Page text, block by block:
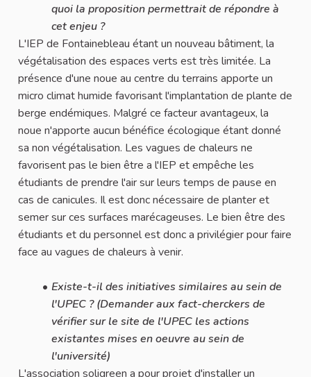
quoi la proposition permettrait de répondre à
cet enjeu ?
L'IEP de Fontainebleau étant un nouveau bâtiment, la
végétalisation des espaces verts est très limitée. La
présence d'une noue au centre du terrains apporte un
micro climat humide favorisant l'implantation de plante de
berge endémiques. Malgré ce facteur avantageux, la
noue n'apporte aucun bénéfice écologique étant donné
sa non végétalisation. Les vagues de chaleurs ne
favorisent pas le bien être a l'IEP et empêche les
étudiants de prendre l'air sur leurs temps de pause en
cas de canicules. Il est donc nécessaire de planter et
semer sur ces surfaces marécageuses. Le bien être des
étudiants et du personnel est donc a privilégier pour faire
face au vagues de chaleurs à venir.
Existe-t-il des initiatives similaires au sein de
l'UPEC ? (Demander aux fact-cherckers de
vérifier sur le site de l'UPEC les actions
existantes mises en oeuvre au sein de
l'université)
L'association soligreen a pour projet d'installer un